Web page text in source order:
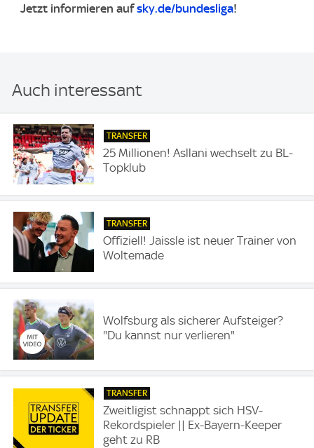
Jetzt informieren aufsky.de/bundesliga!
Auch interessant
TRANSFER
25 Millionen! Asllani wechselt zu BL-
Topklub
TRANSFER
Offiziell! Jaissle ist neuer Trainer von
Woltemade
Wolfsburg als sicherer Aufsteiger?
"Du kannst nur verlieren"
TRANSFER
Zweitligist schnappt sich HSV-
Rekordspieler || Ex-Bayern-Keeper
geht zu RB